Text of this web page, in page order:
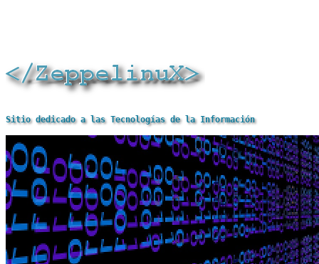
Sitio dedicado a las Tecnologías de la Información